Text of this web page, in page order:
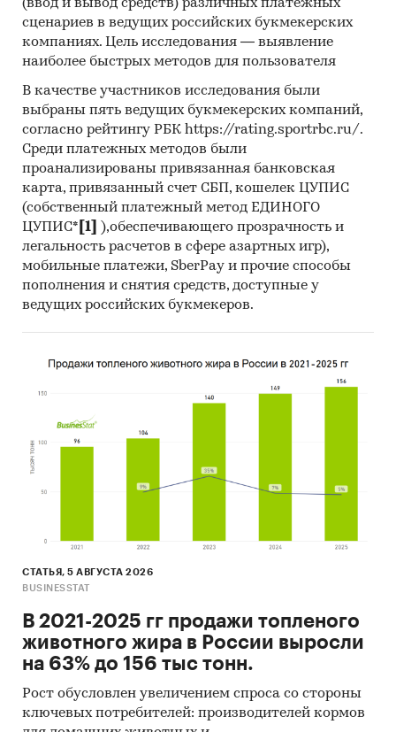
отрицательное и составляло 7,8 т.
- Главными игроками среди российских
производителей являются ООО `ЛАНХИТ`, АО
`ХМЗ`, ООО `НПФ НЕВСКИЙ ХИМИК`.
- Лидером по импортным поставкам в 2024 г.
является Китай (более 99%), ведущий
поставщик хлорида лития - GRC HOLDINGS LTD
- В импорте наибольшую долю занимает
сегмент low-priced с долей 69,9%, основные
поставки сегмента из стран: Аргентина,
Великобритания, Чили. Сегмент high-priced
представлен долей в 21,6% преимущественно
из стран: Великобритания, Италия, Германия.
- В 2024 г. 100% продукции российских
экспортеров покупает Турция, крупнейший
Также в исследовании представлена
информация об участниках ВЭД с объемами
поставок:
- Рейтинг крупнейших российских импортеров
и зарубежных поставщиков
Количественные показатели в отчете
рублях
География исследования:
мира
(ввод и вывод средств) различных платежных
сценариев в ведущих российских букмекерских
компаниях. Цель исследования — выявление
наиболее быстрых методов для пользователя
В качестве участников исследования были
выбраны пять ведущих букмекерских компаний,
согласно рейтингу РБК https://rating.sportrbc.ru/.
Среди платежных методов были
проанализированы привязанная банковская
карта, привязанный счет СБП, кошелек ЦУПИС
(собственный платежный метод ЕДИНОГО
ЦУПИС* [1]
),обеспечивающего прозрачность и
легальность расчетов в сфере азартных игр),
мобильные платежи, SberPay и прочие способы
пополнения и снятия средств, доступные у
ведущих российских букмекеров.
СТАТЬЯ, 5 АВГУСТА 2026
BUSINESSTAT
В 2021-2025 гг продажи топленого
животного жира в России выросли
на 63% до 156 тыс тонн.
Рост обусловлен увеличением спроса со стороны
ключевых потребителей: производителей кормов